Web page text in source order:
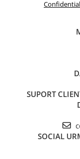
SUPORT
SOCIAL